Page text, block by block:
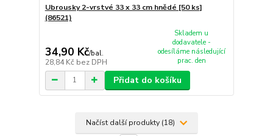
Ubrousky 2-vrstvé 33 x 33 cm hnědé [50 ks]
(86521)
34,90 Kč/bal.
28,84 Kč bez DPH
Skladem u
dodavatele -
odesíláme následující
prac. den
Přidat do košíku
Načíst další produkty (18)